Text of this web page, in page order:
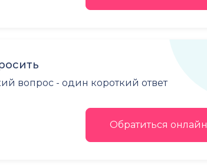
вопрос - один короткий ответ
Обратиться онлайн